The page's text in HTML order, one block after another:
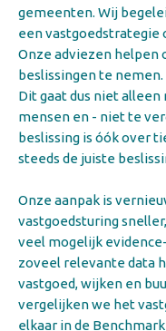
gemeenten. Wij
een vastgoedstrategie
Onze adviezen helpen
beslissingen te
Dit gaat dus niet alleen
mensen en - niet te
beslissing is óók over
steeds de juiste
Onze aanpak is
vastgoedsturing
veel mogelijk
zoveel relevante data
vastgoed, wijken en
vergelijken we het
elkaar in de